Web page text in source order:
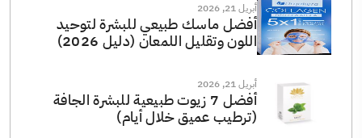
أبريل 21, 2026
أفضل ماسك طبيعي للبشرة لتوحيد
اللون وتقليل اللمعان (دليل 2026)
أبريل 21, 2026
أفضل 7 زيوت طبيعية للبشرة الجافة
(ترطيب عميق خلال أيام)